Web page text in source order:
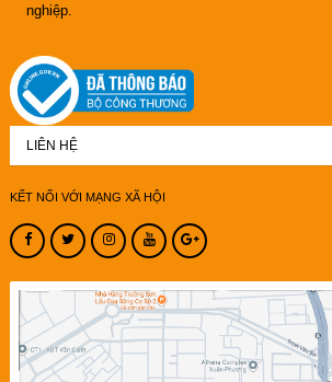
nghiệp.
LIÊN HỆ
KẾT NỐI VỚI MẠNG XÃ HỘI